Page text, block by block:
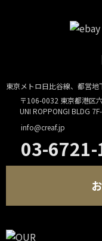
東京メトロ日比谷線、都営
〒106-0032 東京都港区
UNI ROPPONGI BLDG
info@creaf.jp
03-